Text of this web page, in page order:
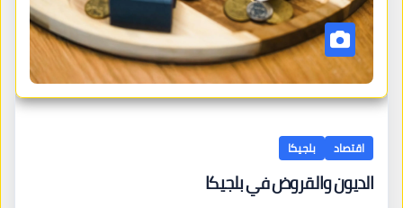
اقتصاد بلجيكا
الديون والقروض في بلجيكا